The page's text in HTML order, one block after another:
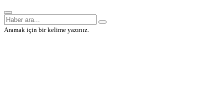
Aramak için bir kelime yazınız.